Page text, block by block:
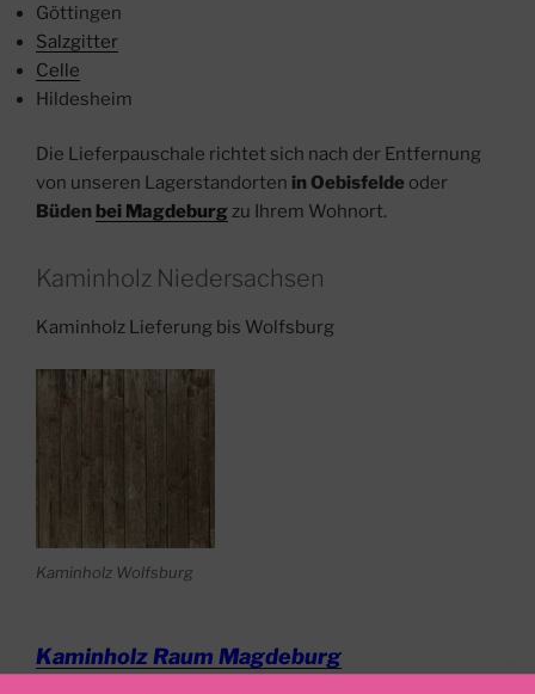
Göttingen
Salzgitter
Celle
Hildesheim
Die Lieferpauschale richtet sich nach der Entfernung
von unseren Lagerstandorten in Oebisfelde oder
Büden bei Magdeburgzu Ihrem Wohnort.
Kaminholz Niedersachsen
Kaminholz Lieferung bis Wolfsburg
Kaminholz Wolfsburg
Kaminholz Raum Magdeburg